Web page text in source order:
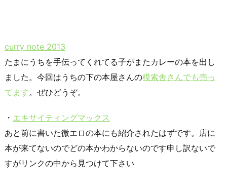
curry note 2013
たまにうちを手伝ってくれてる子がまたカレーの本を出し
ました。今回はうちの下の本屋さんの模索舎さんでも売っ
てます。ぜひどうぞ。
・ エキサイティングマックス
あと前に書いた微エロの本にも紹介されたはずです。店に
本が来てないのでどの本かわからないのです申し訳ないで
すがリンクの中から見つけて下さい